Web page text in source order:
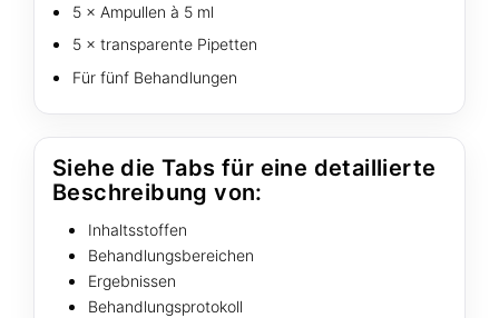
5 × Ampullen à 5 ml
5 × transparente Pipetten
Für fünf Behandlungen
Siehe die Tabs für eine detaillierte
Beschreibung von:
Inhaltsstoffen
Behandlungsbereichen
Ergebnissen
Behandlungsprotokoll